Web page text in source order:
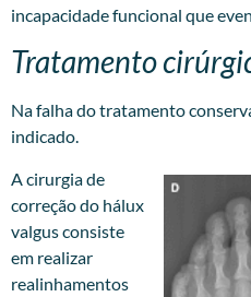
incapacidade funcional que
Tratamento
Na falha do tratamento
indicado.
A cirurgia de
correção do hálux
valgus consiste
em realizar
realinhamentos